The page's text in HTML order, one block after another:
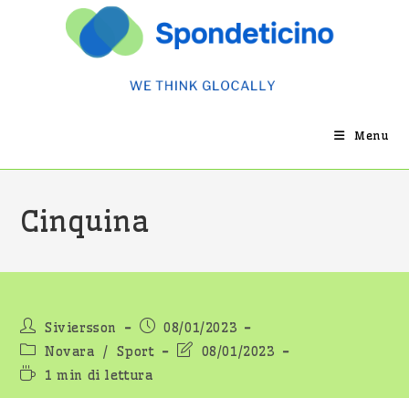
Menu
Cinquina
Autore
dell'articolo:
Siviersson
Articolo
pubblicato:
08/01/2023
Categoria
dell'articolo:
Novara / Sport
Ultima08/01/2023
Tempo1 min di lettura